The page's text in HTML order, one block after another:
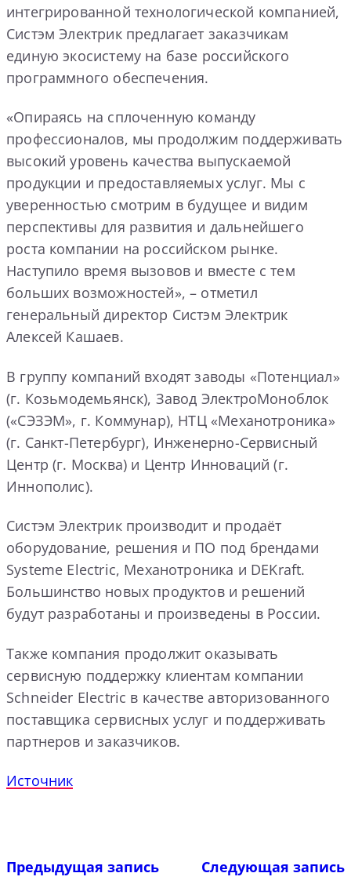
интегрированной технологической компанией,
Систэм Электрик предлагает заказчикам
единую экосистему на базе российского
программного обеспечения.
«Опираясь на сплоченную команду
профессионалов, мы продолжим поддерживать
высокий уровень качества выпускаемой
продукции и предоставляемых услуг. Мы с
уверенностью смотрим в будущее и видим
перспективы для развития и дальнейшего
роста компании на российском рынке.
Наступило время вызовов и вместе с тем
больших возможностей», – отметил
генеральный директор Систэм Электрик
Алексей Кашаев.
В группу компаний входят заводы «Потенциал»
(г. Козьмодемьянск), Завод ЭлектроМоноблок
(«СЭЗЭМ», г. Коммунар), НТЦ «Механотроника»
(г. Санкт-Петербург), Инженерно-Сервисный
Центр (г. Москва) и Центр Инноваций (г.
Иннополис).
Систэм Электрик производит и продаёт
оборудование, решения и ПО под брендами
Systeme Electric, Механотроника и DEKraft.
Большинство новых продуктов и решений
будут разработаны и произведены в России.
Также компания продолжит оказывать
сервисную поддержку клиентам компании
Schneider Electric в качестве авторизованного
поставщика сервисных услуг и поддерживать
партнеров и заказчиков.
Источник
Предыдущая запись Следующая запись